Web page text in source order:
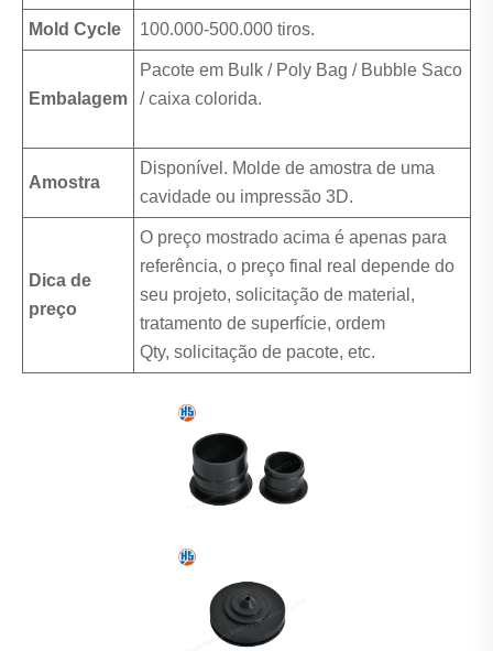
Mold Cycle 100.000-500.000 tiros.
Embalagem
Pacote em Bulk / Poly Bag / Bubble Saco
/ caixa colorida.
Amostra
Disponível. Molde de amostra de uma
cavidade ou impressão 3D.
Dica de
preço
O preço mostrado acima é apenas para
referência, o preço final real depende do
seu projeto, solicitação de material,
tratamento de superfície, ordem
Qty, solicitação de pacote, etc.